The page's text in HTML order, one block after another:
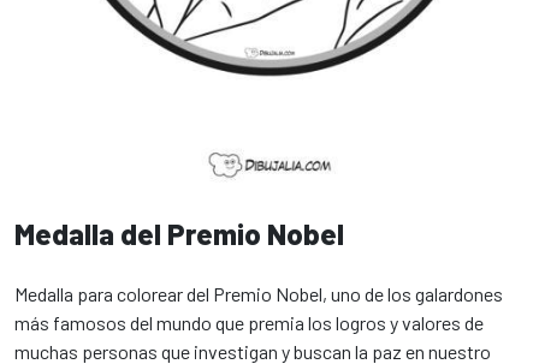
Medalla del Premio Nobel
Medalla para colorear del Premio Nobel, uno de los galardones
más famosos del mundo que premia los logros y valores de
muchas personas que investigan y buscan la paz en nuestro